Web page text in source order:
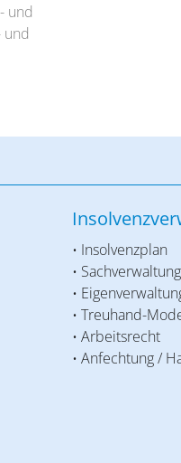
und
und
• Insolvenzplan
• Sachverwaltung
•
• Treuhand-
• Arbeitsrecht
• Anfechtung /